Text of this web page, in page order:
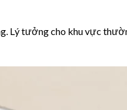
Lý tưởng cho khu vực